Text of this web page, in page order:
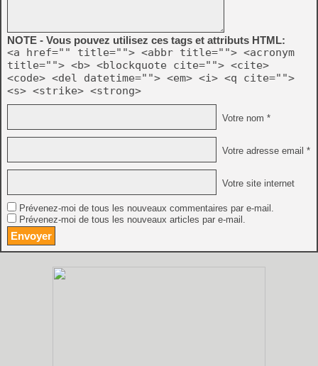
NOTE - Vous pouvez utilisez ces tags et attributs HTML:
<a href="" title=""> <abbr title=""> <acronym
title=""> <b> <blockquote cite=""> <cite>
<code> <del datetime=""> <em> <i> <q cite="">
<s> <strike> <strong>
Votre nom *
Votre adresse email *
Votre site internet
Prévenez-moi de tous les nouveaux commentaires par e-mail.
Prévenez-moi de tous les nouveaux articles par e-mail.